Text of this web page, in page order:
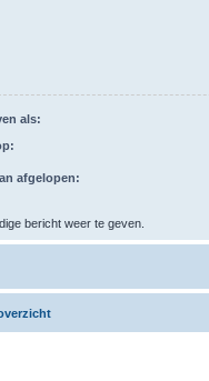
als:
afgelopen:
bericht weer te geven.